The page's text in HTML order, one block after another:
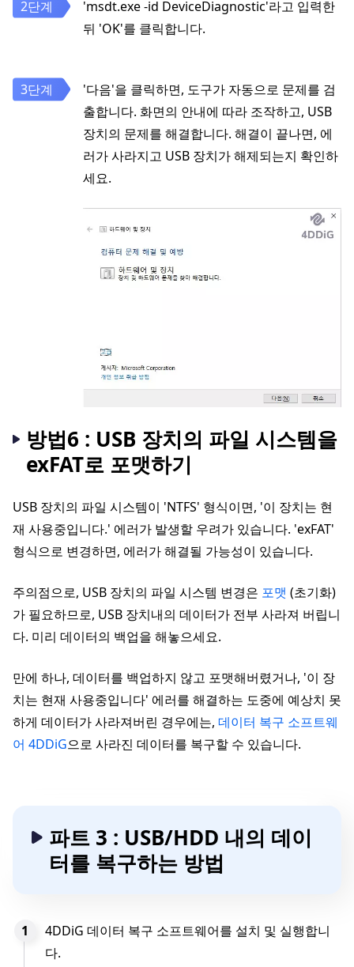
'msdt.exe -id DeviceDiagnostic'라고 입력한
뒤 'OK'를 클릭합니다.
'다음'을 클릭하면, 도구가 자동으로 문제를 검
출합니다. 화면의 안내에 따라 조작하고, USB
장치의 문제를 해결합니다. 해결이 끝나면, 에
러가 사라지고 USB 장치가 해제되는지 확인하
세요.
방법6 : USB 장치의 파일 시스템을
exFAT로 포맷하기
USB 장치의 파일 시스템이 'NTFS' 형식이면, '이 장치는 현
재 사용중입니다.' 에러가 발생할 우려가 있습니다. 'exFAT'
형식으로 변경하면, 에러가 해결될 가능성이 있습니다.
주의점으로, USB 장치의 파일 시스템 변경은 포맷 (초기화)
가 필요하므로, USB 장치내의 데이터가 전부 사라져 버립니
다. 미리 데이터의 백업을 해놓으세요.
만에 하나, 데이터를 백업하지 않고 포맷해버렸거나, '이 장
치는 현재 사용중입니다' 에러를 해결하는 도중에 예상치 못
하게 데이터가 사라져버린 경우에는, 데이터 복구 소프트웨
어 4DDiG으로 사라진 데이터를 복구할 수 있습니다.
파트 3 : USB/HDD 내의 데이
터를 복구하는 방법
4DDiG 데이터 복구 소프트웨어를 설치 및 실행합니
다.